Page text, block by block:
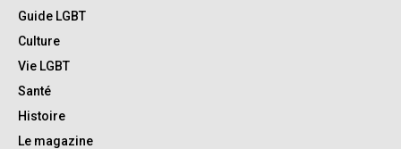
Guide LGBT
Culture
Vie LGBT
Santé
Histoire
Le magazine